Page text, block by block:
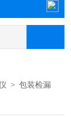
>包装检漏